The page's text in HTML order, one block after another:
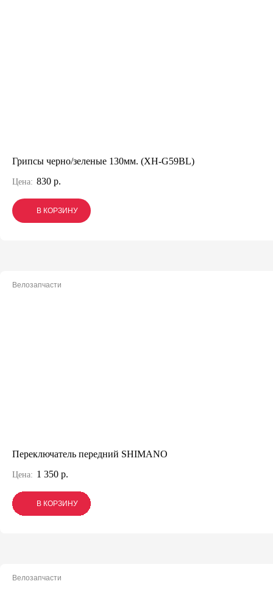
Грипсы черно/зеленые 130мм. (XH-G59BL)
Цена: 830 р.
В КОРЗИНУ
В КОРЗИНУ
В КОРЗИНУ
Велозапчасти
Переключатель передний SHIMANO
Цена: 1 350 р.
В КОРЗИНУ
В КОРЗИНУ
В КОРЗИНУ
Велозапчасти